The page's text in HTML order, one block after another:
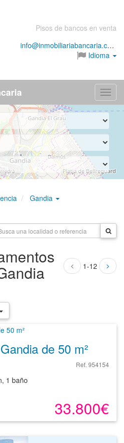
Pisos de bancos en venta
info@inmobiliariabancaria.com
Idioma
Menú
Gandia
1-12
de 50 m²
Ref. 954154
1 baño
33.800€